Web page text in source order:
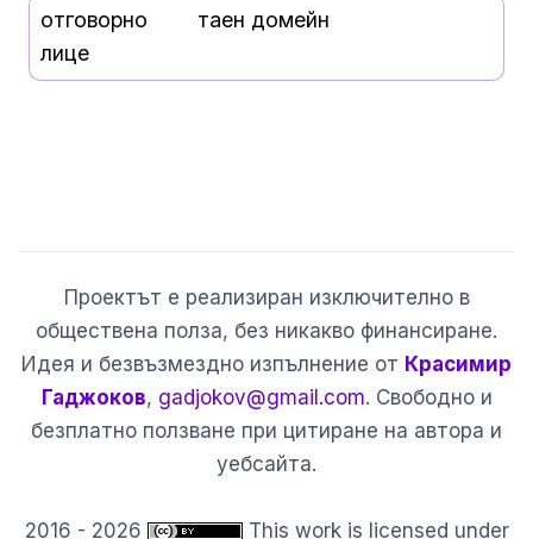
отговорно
лице
таен домейн
Проектът е реализиран изключително в
обществена полза, без никакво финансиране.
Идея и безвъзмездно изпълнение от Красимир
Гаджоков, gadjokov@gmail.com. Свободно и
безплатно ползване при цитиране на автора и
уебсайта.
2016 - 2026 This work is licensed under